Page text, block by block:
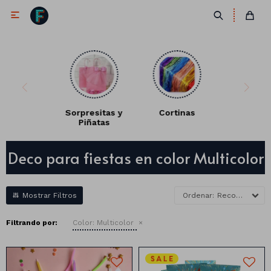

Sorpresitas y
Piñatas
Cortinas
Deco para fiestas en color Multicolor
Recomendados
Filtrando por: Color: Multicolor
Antifaces
Lentes
Máscaras
Corbatas
Moños
Cañones
Vinchas